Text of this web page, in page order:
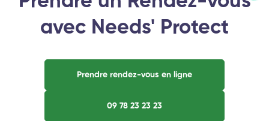
avec Needs' Protect
Prendre rendez-vous en ligne
09 78 23 23 23